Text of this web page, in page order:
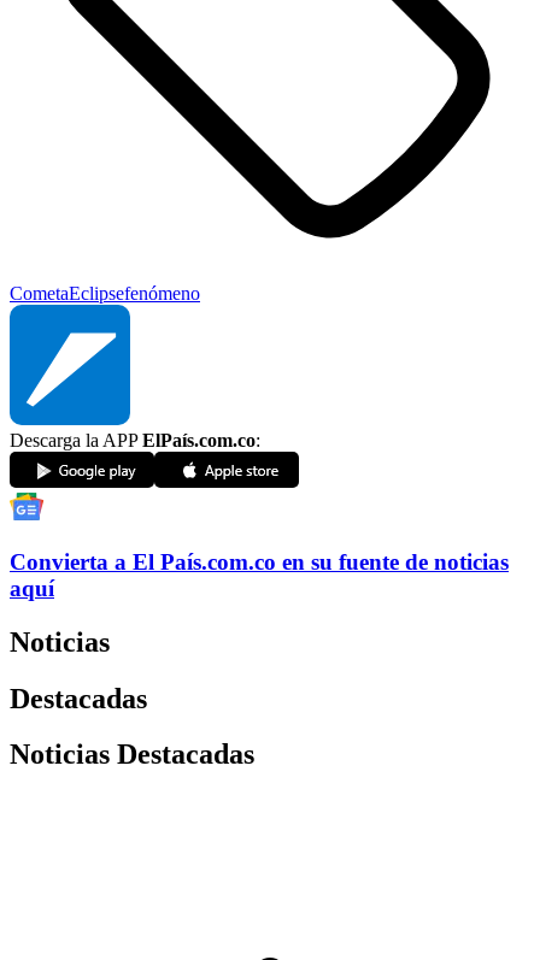
CometaEclipsefenómeno
Descarga la APPElPaís.com.co:
Convierta a El País.com.co en su fuente de noticias
aquí
Noticias
Destacadas
Noticias Destacadas